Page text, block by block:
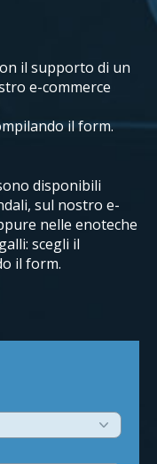
il supporto di un
e-commerce
il form.
disponibili
sul nostro e-
nelle enoteche
scegli il
il form.